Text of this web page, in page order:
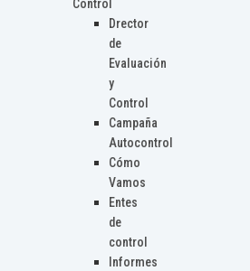
Control
Drector
de
Evaluación
y
Control
Campaña
Autocontrol
Cómo
Vamos
Entes
de
control
Informes